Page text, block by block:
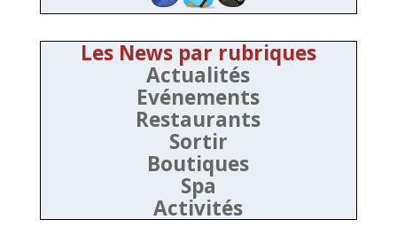
Les News par rubriques
Actualités
Evénements
Restaurants
Sortir
Boutiques
Spa
Activités